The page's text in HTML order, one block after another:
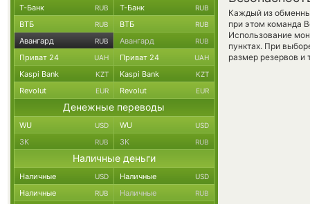
Каждый из
при этом команда
Использование
пунктах. При
размер резервов и
Т-Банк RUB Т-Банк RUB
ВТБ RUB ВТБ RUB
Авангард RUB Авангард RUB
Приват 24 UAH Приват 24 UAH
Kaspi Bank KZT Kaspi Bank KZT
Revolut EUR Revolut EUR
Денежные переводы
WU USD WU USD
ЗК RUB ЗК RUB
Наличные деньги
Наличные USD Наличные USD
Наличные RUB Наличные RUB